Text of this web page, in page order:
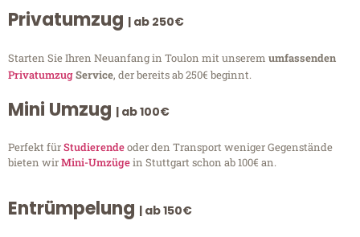
Privatumzug | ab 250€
Starten Sie Ihren Neuanfang in Toulon mit unserem umfassenden
PrivatumzugService, der bereits ab 250€ beginnt.
Mini Umzug | ab 100€
Perfekt fürStudierendeoder den Transport weniger Gegenstände
bieten wirMini-Umzügein Stuttgart schon ab 100€ an.
Entrümpelung | ab 150€